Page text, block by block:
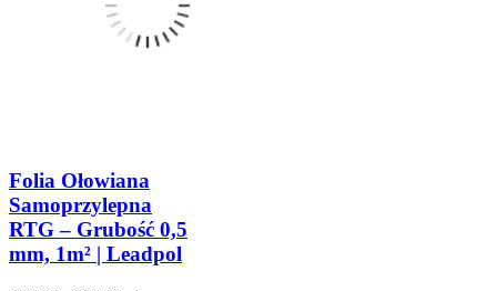
Folia Ołowiana
Samoprzylepna
RTG – Grubość 0,5
mm, 1m² | Leadpol